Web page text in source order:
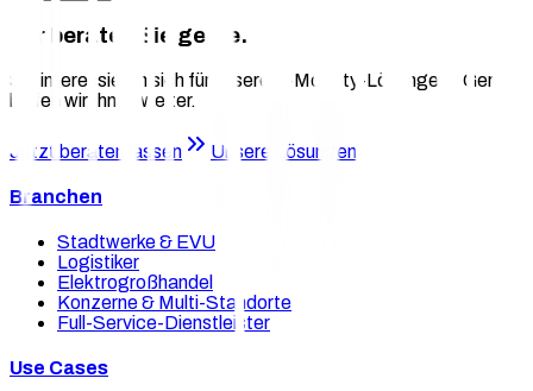
Wir beraten Sie gerne.
Sie interessieren sich für unsere E-Mobility-Lösungen? Gerne
helfen wir Ihnen weiter.
Jetzt beraten lassen Unsere Lösungen
Branchen
Stadtwerke & EVU
Logistiker
Elektrogroßhandel
Konzerne & Multi-Standorte
Full-Service-Dienstleister
Use Cases